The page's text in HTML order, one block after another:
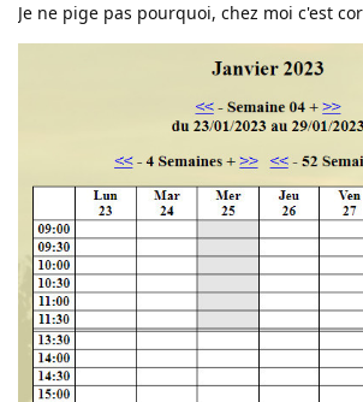
Je ne pige pas pourquoi, chez moi c'est